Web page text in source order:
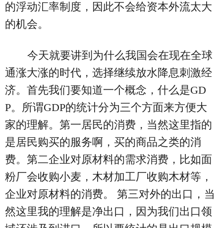
的浮动汇率制度，因此不会给资本外流太大
的机会。
今天就要讲到为什么我国会在现在全球
通涨大涨的时代，选择继续放水降息刺激经
济。首先我们要知道一个概念，什么是GD
P。所谓GDP的统计分为三个方面来方便大
家的理解。第一居民的消费，当然这里指的
是居民购买的服务啊，买的商品之类的消
费。第二企业对原材料的需求消费，比如面
粉厂会收购小麦，木材加工厂收购木材等，
企业对原材料的消费。 第三对外的出口，当
然这里我的理解是净出口，因为我们出口领